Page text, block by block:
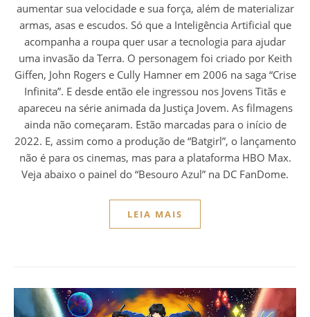
aumentar sua velocidade e sua força, além de materializar
armas, asas e escudos. Só que a Inteligência Artificial que
acompanha a roupa quer usar a tecnologia para ajudar
uma invasão da Terra. O personagem foi criado por Keith
Giffen, John Rogers e Cully Hamner em 2006 na saga “Crise
Infinita”. E desde então ele ingressou nos Jovens Titãs e
apareceu na série animada da Justiça Jovem. As filmagens
ainda não começaram. Estão marcadas para o início de
2022. E, assim como a produção de “Batgirl”, o lançamento
não é para os cinemas, mas para a plataforma HBO Max.
Veja abaixo o painel do “Besouro Azul” na DC FanDome.
LEIA MAIS